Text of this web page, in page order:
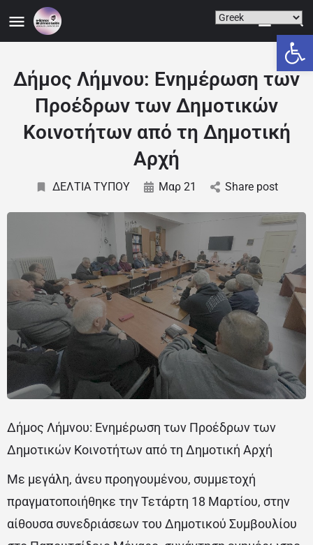
Δήμος Λήμνου: Ενημέρωση των
Προέδρων των Δημοτικών
Κοινοτήτων από τη Δημοτική
Αρχή
ΔΕΛΤΙΑ ΤΥΠΟΥ Μαρ 21 Share post
Δήμος Λήμνου: Ενημέρωση των Προέδρων των
Δημοτικών Κοινοτήτων από τη Δημοτική Αρχή
Με μεγάλη, άνευ προηγουμένου, συμμετοχή
πραγματοποιήθηκε την Τετάρτη 18 Μαρτίου, στην
αίθουσα συνεδριάσεων του Δημοτικού Συμβουλίου